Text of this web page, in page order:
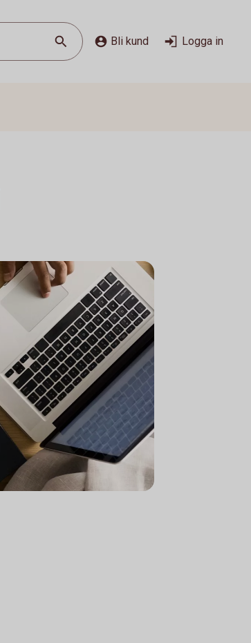
Bli kund Logga in